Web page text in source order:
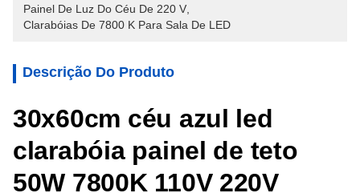
Painel De Luz Do Céu De 220 V
Clarabóias De 7800 K Para Sala De LED
Descrição Do Produto
30x60cm céu azul led
clarabóia painel de teto
50W 7800K 110V 220V